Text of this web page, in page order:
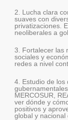
2. Lucha clara
suaves con
privatizaciones.
neoliberales a
3. Fortalecer las
sociales y
redes a nivel
4. Estudio de los
MERCOSUR,
ver dónde y
positivos y
global y nacional